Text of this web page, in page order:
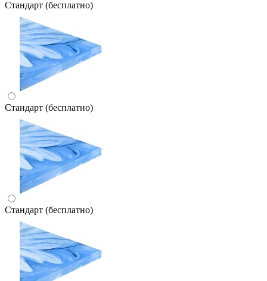
Стандарт (бесплатно)
Стандарт (бесплатно)
Стандарт (бесплатно)